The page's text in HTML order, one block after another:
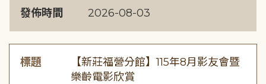
發佈時間 2026-08-03
標題
【新莊福營分館】115年8月影友會暨
樂齡電影欣賞